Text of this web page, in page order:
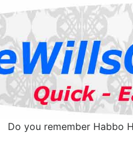
Do you remember Habbo